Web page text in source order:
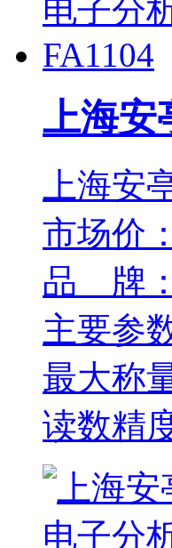
上海安
上海安
市场价
品 牌
主要参
最大称
读数精